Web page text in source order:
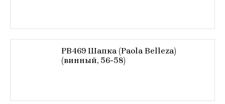
PB469 Шапка (Paola Belleza)
(винный, 56-58)